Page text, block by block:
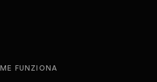
FUNZIONA